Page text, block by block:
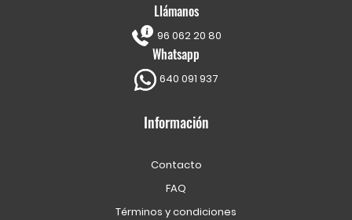
Llámanos
96 062 20 80
Whatsapp
640 091 937
Información
Contacto
FAQ
Términos y condiciones